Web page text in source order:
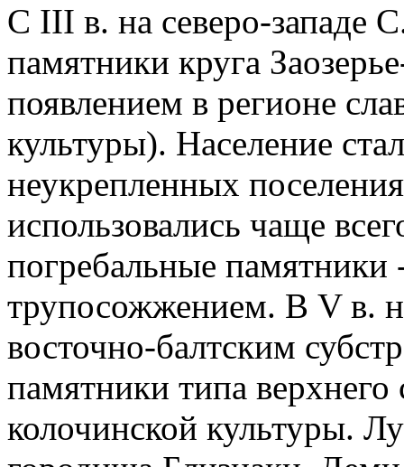
С III в. на северо-западе
памятники круга
появлением в регионе
культуры). Население
неукрепленных
использовались чаще
погребальные
трупосожжением. В V в.
восточно-балтским
памятники типа
колочинской культуры.